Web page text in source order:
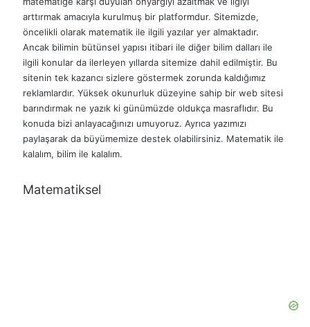
arttırmak amacıyla kurulmuş bir platformdur. Sitemizde,
öncelikli olarak matematik ile ilgili yazılar yer almaktadır.
Ancak bilimin bütünsel yapısı itibari ile diğer bilim dalları ile
ilgili konular da ilerleyen yıllarda sitemize dahil edilmiştir. Bu
sitenin tek kazancı sizlere göstermek zorunda kaldığımız
reklamlardır. Yüksek okunurluk düzeyine sahip bir web sitesi
barındırmak ne yazık ki günümüzde oldukça masraflıdır. Bu
konuda bizi anlayacağınızı umuyoruz. Ayrıca yazımızı
paylaşarak da büyümemize destek olabilirsiniz. Matematik ile
kalalım, bilim ile kalalım.
Matematiksel